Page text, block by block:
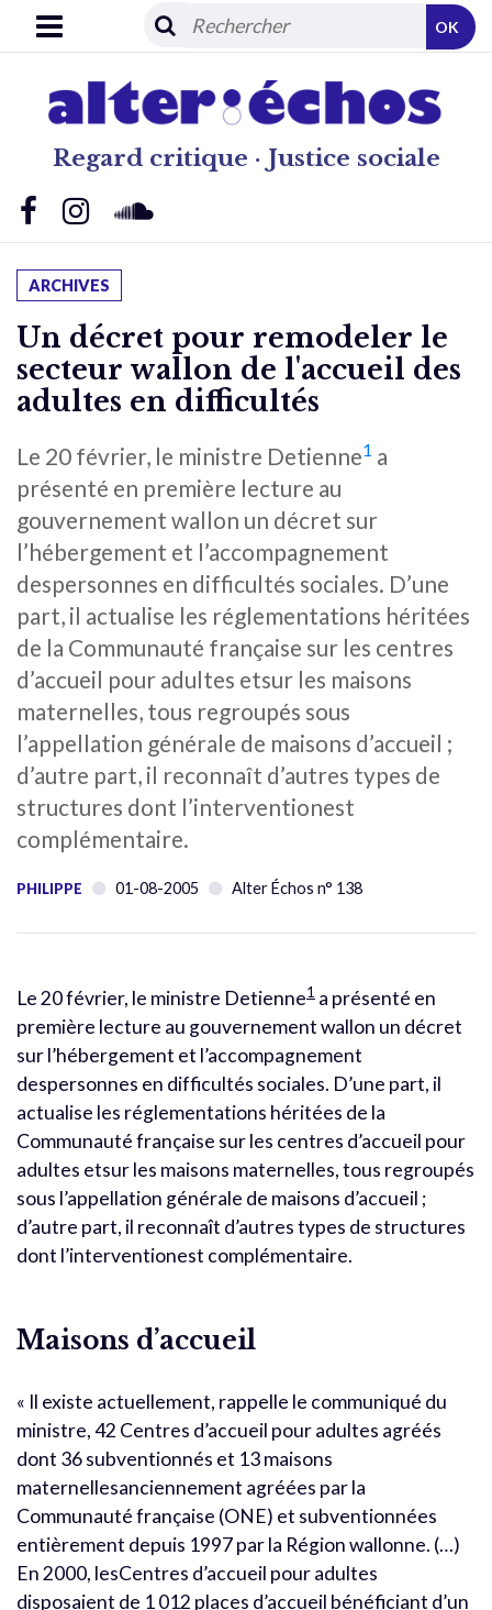
Regard critique · Justice sociale
OK
ARCHIVES
Un décret pour remodeler le
secteur wallon de l'accueil des
adultes en difficultés
Le 20 février, le ministre Detienne1 a
présenté en première lecture au
gouvernement wallon un décret sur
l’hébergement et l’accompagnement
despersonnes en difficultés sociales. D’une
part, il actualise les réglementations héritées
de la Communauté française sur les centres
d’accueil pour adultes etsur les maisons
maternelles, tous regroupés sous
l’appellation générale de maisons d’accueil ;
d’autre part, il reconnaît d’autres types de
structures dont l’interventionest
complémentaire.
PHILIPPE 01-08-2005 Alter Échos n° 138
Le 20 février, le ministre Detienne1 a présenté en
première lecture au gouvernement wallon un décret
sur l’hébergement et l’accompagnement
despersonnes en difficultés sociales. D’une part, il
actualise les réglementations héritées de la
Communauté française sur les centres d’accueil pour
adultes etsur les maisons maternelles, tous regroupés
sous l’appellation générale de maisons d’accueil ;
d’autre part, il reconnaît d’autres types de structures
dont l’interventionest complémentaire.
Maisons d’accueil
« Il existe actuellement, rappelle le communiqué du
ministre, 42 Centres d’accueil pour adultes agréés
dont 36 subventionnés et 13 maisons
maternellesanciennement agréées par la
Communauté française (ONE) et subventionnées
entièrement depuis 1997 par la Région wallonne. (…)
En 2000, lesCentres d’accueil pour adultes
disposaient de 1 012 places d’accueil bénéficiant d’un